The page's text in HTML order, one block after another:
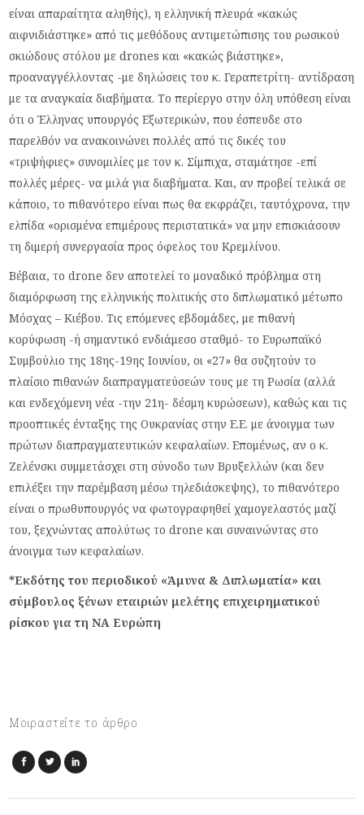
είναι απαραίτητα αληθής), η ελληνική πλευρά «κακώς
αιφνιδιάστηκε» από τις μεθόδους αντιμετώπισης του ρωσικού
σκιώδους στόλου με drones και «κακώς βιάστηκε»,
προαναγγέλλοντας -με δηλώσεις του κ. Γεραπετρίτη- αντίδραση
με τα αναγκαία διαβήματα. Το περίεργο στην όλη υπόθεση είναι
ότι ο Έλληνας υπουργός Εξωτερικών, που έσπευδε στο
παρελθόν να ανακοινώνει πολλές από τις δικές του
«τριψήφιες» συνομιλίες με τον κ. Σίμπιχα, σταμάτησε -επί
πολλές μέρες- να μιλά για διαβήματα. Και, αν προβεί τελικά σε
κάποιο, το πιθανότερο είναι πως θα εκφράζει, ταυτόχρονα, την
ελπίδα «ορισμένα επιμέρους περιστατικά» να μην επισκιάσουν
τη διμερή συνεργασία προς όφελος του Κρεμλίνου.
Βέβαια, το drone δεν αποτελεί το μοναδικό πρόβλημα στη
διαμόρφωση της ελληνικής πολιτικής στο διπλωματικό μέτωπο
Μόσχας – Κιέβου. Τις επόμενες εβδομάδες, με πιθανή
κορύφωση -ή σημαντικό ενδιάμεσο σταθμό- το Ευρωπαϊκό
Συμβούλιο της 18ης-19ης Ιουνίου, οι «27» θα συζητούν το
πλαίσιο πιθανών διαπραγματεύσεών τους με τη Ρωσία (αλλά
και ενδεχόμενη νέα -την 21η- δέσμη κυρώσεων), καθώς και τις
προοπτικές ένταξης της Ουκρανίας στην Ε.Ε. με άνοιγμα των
πρώτων διαπραγματευτικών κεφαλαίων. Επομένως, αν ο κ.
Ζελένσκι συμμετάσχει στη σύνοδο των Βρυξελλών (και δεν
επιλέξει την παρέμβαση μέσω τηλεδιάσκεψης), το πιθανότερο
είναι ο πρωθυπουργός να φωτογραφηθεί χαμογελαστός μαζί
του, ξεχνώντας απολύτως το drone και συναινώντας στο
άνοιγμα των κεφαλαίων.
*Εκδότης του περιοδικού «Άμυνα & Διπλωματία» και
σύμβουλος ξένων εταιριών μελέτης επιχειρηματικού
ρίσκου για τη ΝΑ Ευρώπη
Μοιραστείτε το άρθρο